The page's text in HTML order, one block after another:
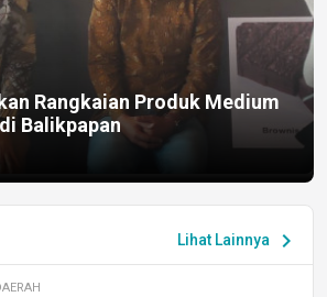
Rangkaian Produk Medium
Balikpapan
Lihat Lainnya chevron_right